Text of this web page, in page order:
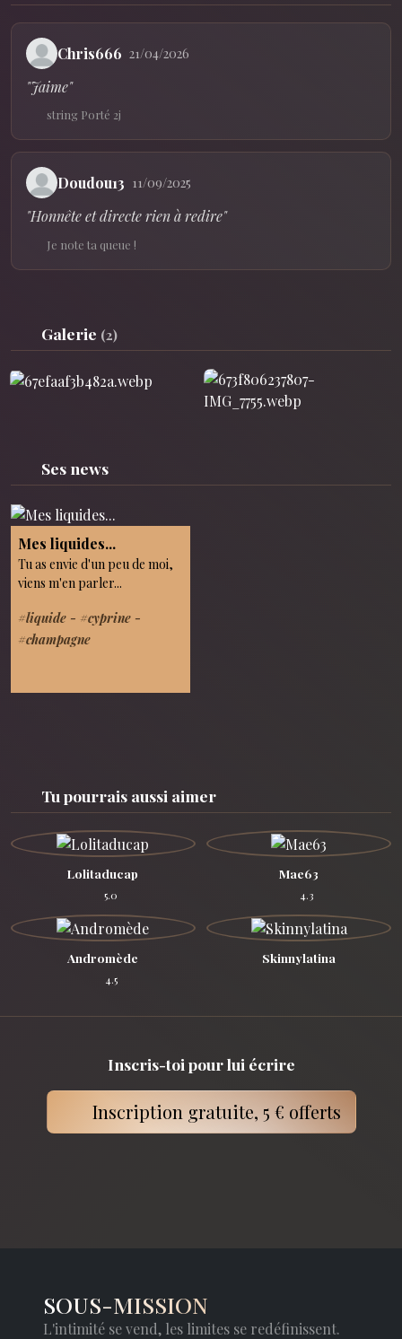
Chris666 21/04/2026
"Jaime"
string Porté 2j
Doudou13 11/09/2025
"Honnête et directe rien à redire"
Je note ta queue !
Galerie (2)
Ses news
Mes liquides...
Tu as envie d'un peu de moi,
viens m'en parler...
#liquide - #cyprine -
#champagne
Tu pourrais aussi aimer
Lolitaducap
5.0
Mae63
4.3
Andromède
4.5
Skinnylatina
Inscris-toi pour lui écrire
Inscription gratuite, 5 € offerts
SOUS-MISSION
L'intimité se vend, les limites se redéfinissent.